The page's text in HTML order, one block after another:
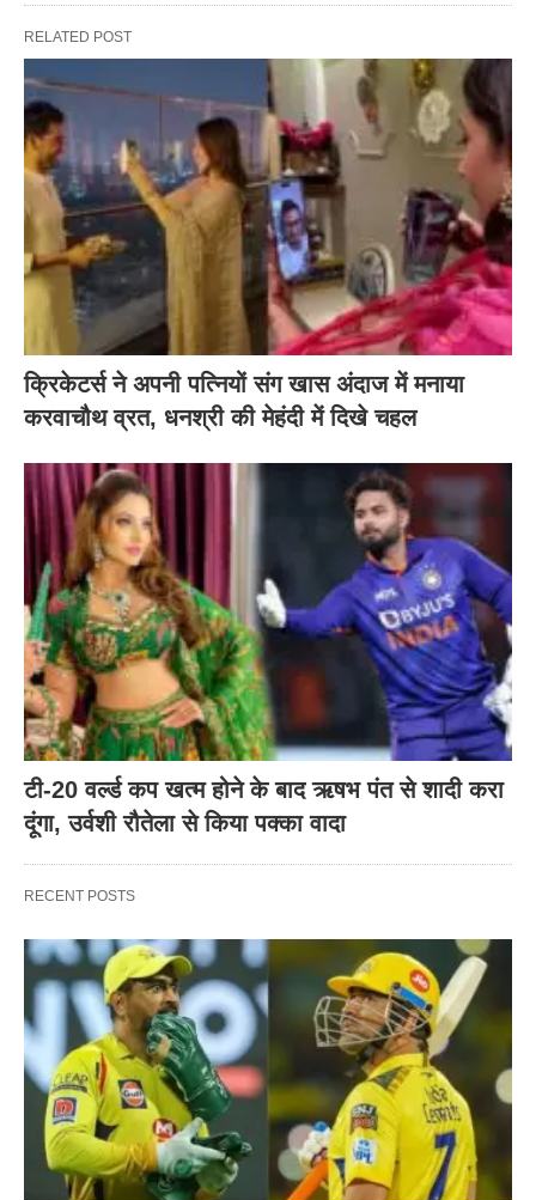
RELATED POST
क्रिकेटर्स ने अपनी पत्नियों संग खास अंदाज में मनाया
करवाचौथ व्रत, धनश्री की मेहंदी में दिखे चहल
टी-20 वर्ल्ड कप खत्म होने के बाद ऋषभ पंत से शादी करा
दूंगा, उर्वशी रौतेला से किया पक्का वादा
RECENT POSTS